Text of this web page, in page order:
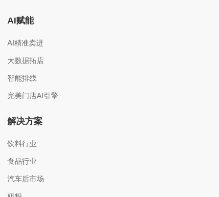
AI赋能
AI精准卖进
大数据拓店
智能排线
完美门店AI引擎
解决方案
饮料行业
食品行业
汽车后市场